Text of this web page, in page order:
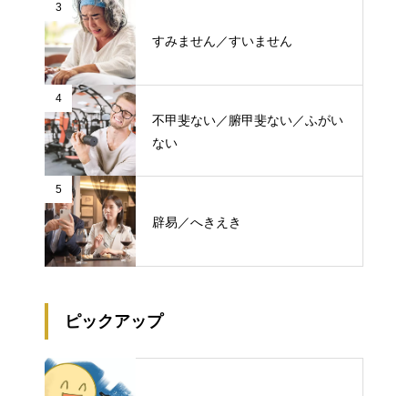
3
すみません／すいません
4
不甲斐ない／腑甲斐ない／ふがい
ない
5
辟易／へきえき
ピックアップ